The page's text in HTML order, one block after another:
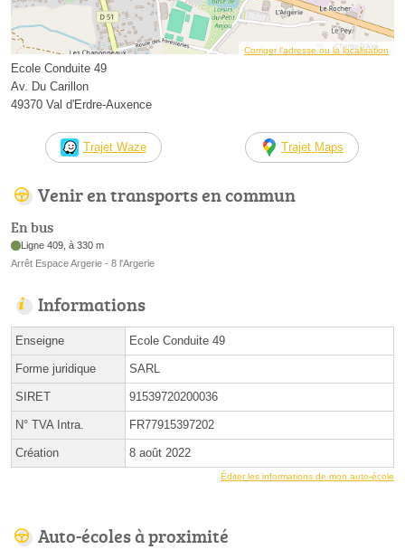
Corriger l’adresse ou la localisation
Ecole Conduite 49
Av. Du Carillon
49370 Val d'Erdre-Auxence
Trajet Waze Trajet Maps
Venir en transports en commun
En bus
Ligne 409, à 330 m
Arrêt Espace Argerie - 8 l'Argerie
Informations
Enseigne Ecole Conduite 49
Forme juridique SARL
SIRET 91539720200036
N° TVA Intra. FR77915397202
Création 8 août 2022
Éditer les informations de mon auto-école
Auto-écoles à proximité